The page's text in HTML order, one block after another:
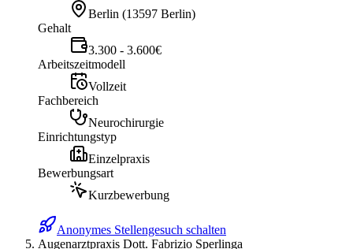
Berlin (13597 Berlin)
Gehalt
3.300 - 3.600€
Arbeitszeitmodell
Vollzeit
Fachbereich
Neurochirurgie
Einrichtungstyp
Einzelpraxis
Bewerbungsart
Kurzbewerbung
Anonymes Stellengesuch schalten
Augenarztpraxis Dott. Fabrizio Sperlinga